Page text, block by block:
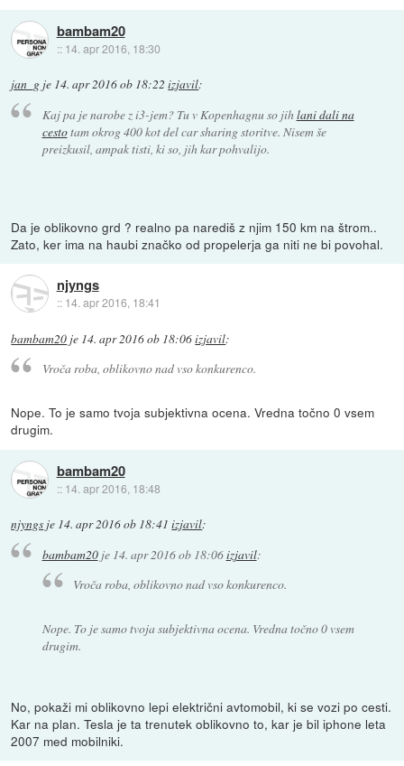
bambam20
:: 14. apr 2016, 18:30
jan_g je 14. apr 2016 ob 18:22 izjavil:
Kaj pa je narobe z i3-jem? Tu v Kopenhagnu so jihlani dali na
cestotam okrog 400 kot del car sharing storitve. Nisem še
preizkusil, ampak tisti, ki so, jih kar pohvalijo.
Da je oblikovno grd ? realno pa narediš z njim 150 km na štrom..
Zato, ker ima na haubi značko od propelerja ga niti ne bi povohal.
njyngs
:: 14. apr 2016, 18:41
bambam20 je 14. apr 2016 ob 18:06izjavil:
Vroča roba, oblikovno nad vso konkurenco.
Nope. To je samo tvoja subjektivna ocena. Vredna točno 0 vsem
drugim.
bambam20
:: 14. apr 2016, 18:48
njyngs je 14. apr 2016 ob 18:41 izjavil:
bambam20je 14. apr 2016 ob 18:06izjavil:
Vroča roba, oblikovno nad vso konkurenco.
Nope. To je samo tvoja subjektivna ocena. Vredna točno 0 vsem
drugim.
No, pokaži mi oblikovno lepi električni avtomobil, ki se vozi po cesti.
Kar na plan. Tesla je ta trenutek oblikovno to, kar je bil iphone leta
2007 med mobilniki.